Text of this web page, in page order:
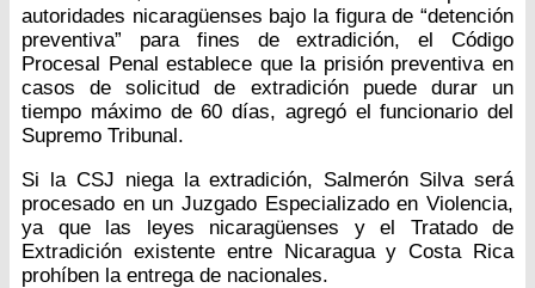
autoridades nicaragüenses bajo la figura de “detención
preventiva” para fines de extradición, el Código
Procesal Penal establece que la prisión preventiva en
casos de solicitud de extradición puede durar un
tiempo máximo de 60 días, agregó el funcionario del
Supremo Tribunal.
Si la CSJ niega la extradición, Salmerón Silva será
procesado en un Juzgado Especializado en Violencia,
ya que las leyes nicaragüenses y el Tratado de
Extradición existente entre Nicaragua y Costa Rica
prohíben la entrega de nacionales.